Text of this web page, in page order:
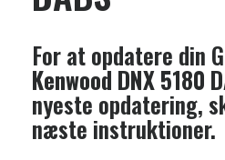
For at opdatere din
Kenwood DNX 5180
nyeste opdatering,
næste instruktioner.